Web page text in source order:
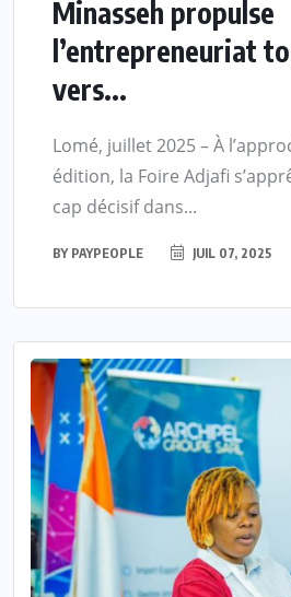
Minasseh propulse
l’entrepreneuriat
vers...
Lomé, juillet 2025 – À
édition, la Foire Adjafi
cap décisif dans...
BY PAYPEOPLE JUIL 07, 2025